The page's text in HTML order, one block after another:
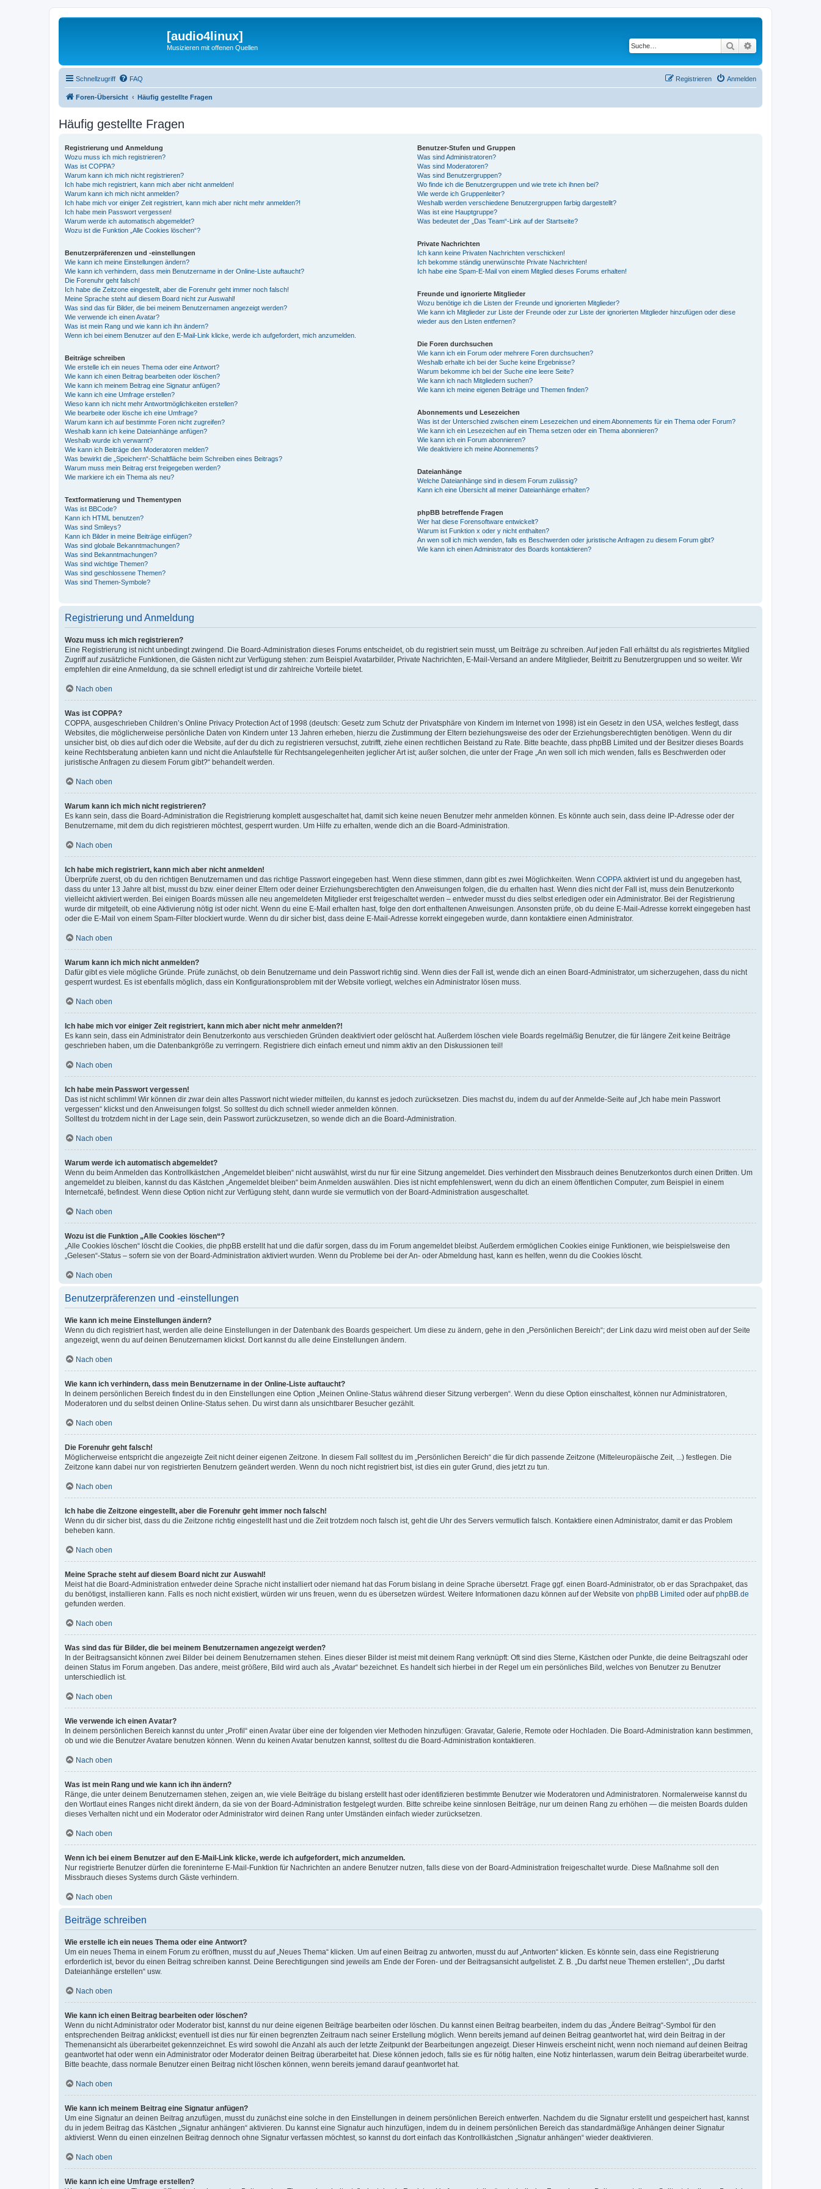
[audio4linux]
Musizieren mit offenen Quellen Suche
Schnellzugriff FAQ Anmelden
Registrieren
Foren-Übersicht Häufig gestellte Fragen
Häufig gestellte Fragen
Registrierung und Anmeldung
Wozu muss ich mich registrieren?
Was ist COPPA?
Warum kann ich mich nicht registrieren?
Ich habe mich registriert, kann mich aber nicht anmelden!
Warum kann ich mich nicht anmelden?
Ich habe mich vor einiger Zeit registriert, kann mich aber nicht mehr anmelden?!
Ich habe mein Passwort vergessen!
Warum werde ich automatisch abgemeldet?
Wozu ist die Funktion „Alle Cookies löschen“?
Benutzerpräferenzen und -einstellungen
Wie kann ich meine Einstellungen ändern?
Wie kann ich verhindern, dass mein Benutzername in der Online-Liste auftaucht?
Die Forenuhr geht falsch!
Ich habe die Zeitzone eingestellt, aber die Forenuhr geht immer noch falsch!
Meine Sprache steht auf diesem Board nicht zur Auswahl!
Was sind das für Bilder, die bei meinem Benutzernamen angezeigt werden?
Wie verwende ich einen Avatar?
Was ist mein Rang und wie kann ich ihn ändern?
Wenn ich bei einem Benutzer auf den E-Mail-Link klicke, werde ich aufgefordert, mich anzumelden.
Beiträge schreiben
Wie erstelle ich ein neues Thema oder eine Antwort?
Wie kann ich einen Beitrag bearbeiten oder löschen?
Wie kann ich meinem Beitrag eine Signatur anfügen?
Wie kann ich eine Umfrage erstellen?
Wieso kann ich nicht mehr Antwortmöglichkeiten erstellen?
Wie bearbeite oder lösche ich eine Umfrage?
Warum kann ich auf bestimmte Foren nicht zugreifen?
Weshalb kann ich keine Dateianhänge anfügen?
Weshalb wurde ich verwarnt?
Wie kann ich Beiträge den Moderatoren melden?
Was bewirkt die „Speichern“-Schaltfläche beim Schreiben eines Beitrags?
Warum muss mein Beitrag erst freigegeben werden?
Wie markiere ich ein Thema als neu?
Textformatierung und Thementypen
Was ist BBCode?
Kann ich HTML benutzen?
Was sind Smileys?
Kann ich Bilder in meine Beiträge einfügen?
Was sind globale Bekanntmachungen?
Was sind Bekanntmachungen?
Was sind wichtige Themen?
Was sind geschlossene Themen?
Was sind Themen-Symbole?
Benutzer-Stufen und Gruppen
Was sind Administratoren?
Was sind Moderatoren?
Was sind Benutzergruppen?
Wo finde ich die Benutzergruppen und wie trete ich ihnen bei?
Wie werde ich Gruppenleiter?
Weshalb werden verschiedene Benutzergruppen farbig dargestellt?
Was ist eine Hauptgruppe?
Was bedeutet der „Das Team“-Link auf der Startseite?
Private Nachrichten
Ich kann keine Privaten Nachrichten verschicken!
Ich bekomme ständig unerwünschte Private Nachrichten!
Ich habe eine Spam-E-Mail von einem Mitglied dieses Forums erhalten!
Freunde und ignorierte Mitglieder
Wozu benötige ich die Listen der Freunde und ignorierten Mitglieder?
Wie kann ich Mitglieder zur Liste der Freunde oder zur Liste der ignorierten Mitglieder hinzufügen oder diese
wieder aus den Listen entfernen?
Die Foren durchsuchen
Wie kann ich ein Forum oder mehrere Foren durchsuchen?
Weshalb erhalte ich bei der Suche keine Ergebnisse?
Warum bekomme ich bei der Suche eine leere Seite?
Wie kann ich nach Mitgliedern suchen?
Wie kann ich meine eigenen Beiträge und Themen finden?
Abonnements und Lesezeichen
Was ist der Unterschied zwischen einem Lesezeichen und einem Abonnements für ein Thema oder Forum?
Wie kann ich ein Lesezeichen auf ein Thema setzen oder ein Thema abonnieren?
Wie kann ich ein Forum abonnieren?
Wie deaktiviere ich meine Abonnements?
Dateianhänge
Welche Dateianhänge sind in diesem Forum zulässig?
Kann ich eine Übersicht all meiner Dateianhänge erhalten?
phpBB betreffende Fragen
Wer hat diese Forensoftware entwickelt?
Warum ist Funktion x oder y nicht enthalten?
An wen soll ich mich wenden, falls es Beschwerden oder juristische Anfragen zu diesem Forum gibt?
Wie kann ich einen Administrator des Boards kontaktieren?
Registrierung und Anmeldung
Wozu muss ich mich registrieren?
Eine Registrierung ist nicht unbedingt zwingend. Die Board-Administration dieses Forums entscheidet, ob du registriert sein musst, um Beiträge zu schreiben. Auf jeden Fall erhältst du als registriertes Mitglied
Zugriff auf zusätzliche Funktionen, die Gästen nicht zur Verfügung stehen: zum Beispiel Avatarbilder, Private Nachrichten, E-Mail-Versand an andere Mitglieder, Beitritt zu Benutzergruppen und so weiter. Wir
empfehlen dir eine Anmeldung, da sie schnell erledigt ist und dir zahlreiche Vorteile bietet.
Nach oben
Was ist COPPA?
COPPA, ausgeschrieben Children’s Online Privacy Protection Act of 1998 (deutsch: Gesetz zum Schutz der Privatsphäre von Kindern im Internet von 1998) ist ein Gesetz in den USA, welches festlegt, dass
Websites, die möglicherweise persönliche Daten von Kindern unter 13 Jahren erheben, hierzu die Zustimmung der Eltern beziehungsweise des oder der Erziehungsberechtigten benötigen. Wenn du dir
unsicher bist, ob dies auf dich oder die Website, auf der du dich zu registrieren versuchst, zutrifft, ziehe einen rechtlichen Beistand zu Rate. Bitte beachte, dass phpBB Limited und der Besitzer dieses Boards
keine Rechtsberatung anbieten kann und nicht die Anlaufstelle für Rechtsangelegenheiten jeglicher Art ist; außer solchen, die unter der Frage „An wen soll ich mich wenden, falls es Beschwerden oder
juristische Anfragen zu diesem Forum gibt?“ behandelt werden.
Nach oben
Warum kann ich mich nicht registrieren?
Es kann sein, dass die Board-Administration die Registrierung komplett ausgeschaltet hat, damit sich keine neuen Benutzer mehr anmelden können. Es könnte auch sein, dass deine IP-Adresse oder der
Benutzername, mit dem du dich registrieren möchtest, gesperrt wurden. Um Hilfe zu erhalten, wende dich an die Board-Administration.
Nach oben
Ich habe mich registriert, kann mich aber nicht anmelden!
Überprüfe zuerst, ob du den richtigen Benutzernamen und das richtige Passwort eingegeben hast. Wenn diese stimmen, dann gibt es zwei Möglichkeiten. Wenn COPPA aktiviert ist und du angegeben hast,
dass du unter 13 Jahre alt bist, musst du bzw. einer deiner Eltern oder deiner Erziehungsberechtigten den Anweisungen folgen, die du erhalten hast. Wenn dies nicht der Fall ist, muss dein Benutzerkonto
vielleicht aktiviert werden. Bei einigen Boards müssen alle neu angemeldeten Mitglieder erst freigeschaltet werden – entweder musst du dies selbst erledigen oder ein Administrator. Bei der Registrierung
wurde dir mitgeteilt, ob eine Aktivierung nötig ist oder nicht. Wenn du eine E-Mail erhalten hast, folge den dort enthaltenen Anweisungen. Ansonsten prüfe, ob du deine E-Mail-Adresse korrekt eingegeben hast
oder die E-Mail von einem Spam-Filter blockiert wurde. Wenn du dir sicher bist, dass deine E-Mail-Adresse korrekt eingegeben wurde, dann kontaktiere einen Administrator.
Nach oben
Warum kann ich mich nicht anmelden?
Dafür gibt es viele mögliche Gründe. Prüfe zunächst, ob dein Benutzername und dein Passwort richtig sind. Wenn dies der Fall ist, wende dich an einen Board-Administrator, um sicherzugehen, dass du nicht
gesperrt wurdest. Es ist ebenfalls möglich, dass ein Konfigurationsproblem mit der Website vorliegt, welches ein Administrator lösen muss.
Nach oben
Ich habe mich vor einiger Zeit registriert, kann mich aber nicht mehr anmelden?!
Es kann sein, dass ein Administrator dein Benutzerkonto aus verschieden Gründen deaktiviert oder gelöscht hat. Außerdem löschen viele Boards regelmäßig Benutzer, die für längere Zeit keine Beiträge
geschrieben haben, um die Datenbankgröße zu verringern. Registriere dich einfach erneut und nimm aktiv an den Diskussionen teil!
Nach oben
Ich habe mein Passwort vergessen!
Das ist nicht schlimm! Wir können dir zwar dein altes Passwort nicht wieder mitteilen, du kannst es jedoch zurücksetzen. Dies machst du, indem du auf der Anmelde-Seite auf „Ich habe mein Passwort
vergessen“ klickst und den Anweisungen folgst. So solltest du dich schnell wieder anmelden können.
Solltest du trotzdem nicht in der Lage sein, dein Passwort zurückzusetzen, so wende dich an die Board-Administration.
Nach oben
Warum werde ich automatisch abgemeldet?
Wenn du beim Anmelden das Kontrollkästchen „Angemeldet bleiben“ nicht auswählst, wirst du nur für eine Sitzung angemeldet. Dies verhindert den Missbrauch deines Benutzerkontos durch einen Dritten. Um
angemeldet zu bleiben, kannst du das Kästchen „Angemeldet bleiben“ beim Anmelden auswählen. Dies ist nicht empfehlenswert, wenn du dich an einem öffentlichen Computer, zum Beispiel in einem
Internetcafé, befindest. Wenn diese Option nicht zur Verfügung steht, dann wurde sie vermutlich von der Board-Administration ausgeschaltet.
Nach oben
Wozu ist die Funktion „Alle Cookies löschen“?
„Alle Cookies löschen“ löscht die Cookies, die phpBB erstellt hat und die dafür sorgen, dass du im Forum angemeldet bleibst. Außerdem ermöglichen Cookies einige Funktionen, wie beispielsweise den
„Gelesen“-Status – sofern sie von der Board-Administration aktiviert wurden. Wenn du Probleme bei der An- oder Abmeldung hast, kann es helfen, wenn du die Cookies löscht.
Nach oben
Benutzerpräferenzen und -einstellungen
Wie kann ich meine Einstellungen ändern?
Wenn du dich registriert hast, werden alle deine Einstellungen in der Datenbank des Boards gespeichert. Um diese zu ändern, gehe in den „Persönlichen Bereich“; der Link dazu wird meist oben auf der Seite
angezeigt, wenn du auf deinen Benutzernamen klickst. Dort kannst du alle deine Einstellungen ändern.
Nach oben
Wie kann ich verhindern, dass mein Benutzername in der Online-Liste auftaucht?
In deinem persönlichen Bereich findest du in den Einstellungen eine Option „Meinen Online-Status während dieser Sitzung verbergen“. Wenn du diese Option einschaltest, können nur Administratoren,
Moderatoren und du selbst deinen Online-Status sehen. Du wirst dann als unsichtbarer Besucher gezählt.
Nach oben
Die Forenuhr geht falsch!
Möglicherweise entspricht die angezeigte Zeit nicht deiner eigenen Zeitzone. In diesem Fall solltest du im „Persönlichen Bereich“ die für dich passende Zeitzone (Mitteleuropäische Zeit, ...) festlegen. Die
Zeitzone kann dabei nur von registrierten Benutzern geändert werden. Wenn du noch nicht registriert bist, ist dies ein guter Grund, dies jetzt zu tun.
Nach oben
Ich habe die Zeitzone eingestellt, aber die Forenuhr geht immer noch falsch!
Wenn du dir sicher bist, dass du die Zeitzone richtig eingestellt hast und die Zeit trotzdem noch falsch ist, geht die Uhr des Servers vermutlich falsch. Kontaktiere einen Administrator, damit er das Problem
beheben kann.
Nach oben
Meine Sprache steht auf diesem Board nicht zur Auswahl!
Meist hat die Board-Administration entweder deine Sprache nicht installiert oder niemand hat das Forum bislang in deine Sprache übersetzt. Frage ggf. einen Board-Administrator, ob er das Sprachpaket, das
du benötigst, installieren kann. Falls es noch nicht existiert, würden wir uns freuen, wenn du es übersetzen würdest. Weitere Informationen dazu können auf der Website von phpBB Limited oder aufphpBB.de
gefunden werden.
Nach oben
Was sind das für Bilder, die bei meinem Benutzernamen angezeigt werden?
In der Beitragsansicht können zwei Bilder bei deinem Benutzernamen stehen. Eines dieser Bilder ist meist mit deinem Rang verknüpft: Oft sind dies Sterne, Kästchen oder Punkte, die deine Beitragszahl oder
deinen Status im Forum angeben. Das andere, meist größere, Bild wird auch als „Avatar“ bezeichnet. Es handelt sich hierbei in der Regel um ein persönliches Bild, welches von Benutzer zu Benutzer
unterschiedlich ist.
Nach oben
Wie verwende ich einen Avatar?
In deinem persönlichen Bereich kannst du unter „Profil“ einen Avatar über eine der folgenden vier Methoden hinzufügen: Gravatar, Galerie, Remote oder Hochladen. Die Board-Administration kann bestimmen,
ob und wie die Benutzer Avatare benutzen können. Wenn du keinen Avatar benutzen kannst, solltest du die Board-Administration kontaktieren.
Nach oben
Was ist mein Rang und wie kann ich ihn ändern?
Ränge, die unter deinem Benutzernamen stehen, zeigen an, wie viele Beiträge du bislang erstellt hast oder identifizieren bestimmte Benutzer wie Moderatoren und Administratoren. Normalerweise kannst du
den Wortlaut eines Ranges nicht direkt ändern, da sie von der Board-Administration festgelegt wurden. Bitte schreibe keine sinnlosen Beiträge, nur um deinen Rang zu erhöhen — die meisten Boards dulden
dieses Verhalten nicht und ein Moderator oder Administrator wird deinen Rang unter Umständen einfach wieder zurücksetzen.
Nach oben
Wenn ich bei einem Benutzer auf den E-Mail-Link klicke, werde ich aufgefordert, mich anzumelden.
Nur registrierte Benutzer dürfen die foreninterne E-Mail-Funktion für Nachrichten an andere Benutzer nutzen, falls diese von der Board-Administration freigeschaltet wurde. Diese Maßnahme soll den
Missbrauch dieses Systems durch Gäste verhindern.
Nach oben
Beiträge schreiben
Wie erstelle ich ein neues Thema oder eine Antwort?
Um ein neues Thema in einem Forum zu eröffnen, musst du auf „Neues Thema“ klicken. Um auf einen Beitrag zu antworten, musst du auf „Antworten“ klicken. Es könnte sein, dass eine Registrierung
erforderlich ist, bevor du einen Beitrag schreiben kannst. Deine Berechtigungen sind jeweils am Ende der Foren- und der Beitragsansicht aufgelistet. Z. B. „Du darfst neue Themen erstellen“, „Du darfst
Dateianhänge erstellen“ usw.
Nach oben
Wie kann ich einen Beitrag bearbeiten oder löschen?
Wenn du nicht Administrator oder Moderator bist, kannst du nur deine eigenen Beiträge bearbeiten oder löschen. Du kannst einen Beitrag bearbeiten, indem du das „Ändere Beitrag“-Symbol für den
entsprechenden Beitrag anklickst; eventuell ist dies nur für einen begrenzten Zeitraum nach seiner Erstellung möglich. Wenn bereits jemand auf deinen Beitrag geantwortet hat, wird dein Beitrag in der
Themenansicht als überarbeitet gekennzeichnet. Es wird sowohl die Anzahl als auch der letzte Zeitpunkt der Bearbeitungen angezeigt. Dieser Hinweis erscheint nicht, wenn noch niemand auf deinen Beitrag
geantwortet hat oder wenn ein Administrator oder Moderator deinen Beitrag überarbeitet hat. Diese können jedoch, falls sie es für nötig halten, eine Notiz hinterlassen, warum dein Beitrag überarbeitet wurde.
Bitte beachte, dass normale Benutzer einen Beitrag nicht löschen können, wenn bereits jemand darauf geantwortet hat.
Nach oben
Wie kann ich meinem Beitrag eine Signatur anfügen?
Um eine Signatur an deinen Beitrag anzufügen, musst du zunächst eine solche in den Einstellungen in deinem persönlichen Bereich entwerfen. Nachdem du die Signatur erstellt und gespeichert hast, kannst
du in jedem Beitrag das Kästchen „Signatur anhängen“ aktivieren. Du kannst eine Signatur auch hinzufügen, indem du in deinem persönlichen Bereich das standardmäßige Anhängen deiner Signatur
aktivierst. Wenn du einen einzelnen Beitrag dennoch ohne Signatur verfassen möchtest, so kannst du dort einfach das Kontrollkästchen „Signatur anhängen“ wieder deaktivieren.
Nach oben
Wie kann ich eine Umfrage erstellen?